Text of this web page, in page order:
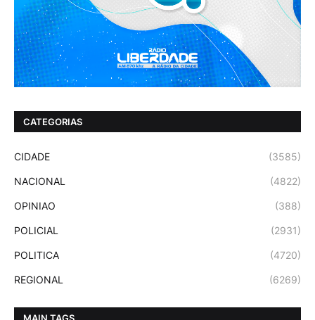
CATEGORIAS
CIDADE (3585)
NACIONAL (4822)
OPINIAO (388)
POLICIAL (2931)
POLITICA (4720)
REGIONAL (6269)
MAIN TAGS